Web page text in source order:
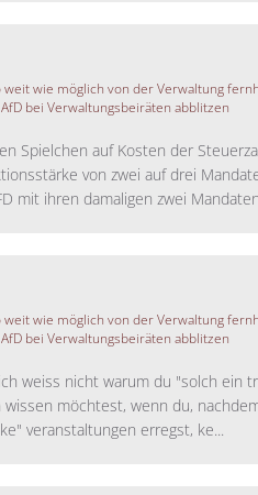
weit wie möglich von der Verwaltung
bei Verwaltungsbeiräten abblitzen
Spielchen auf Kosten der
von zwei auf drei
mit ihren damaligen zwei
weit wie möglich von der Verwaltung
bei Verwaltungsbeiräten abblitzen
weiss nicht warum du "solch ein
möchtest, wenn du,
veranstaltungen erregst, ke...